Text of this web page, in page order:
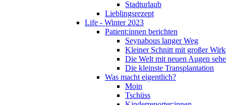
Stadturlaub
Lieblingsrezept
Life - Winter 2023
Patient:innen berichten
Seynabous langer Weg
Kleiner Schnitt mit großer
Die Welt mit neuen Augen
Die kleinste Transplantation
Was macht eigentlich?
Moin
Tschüss